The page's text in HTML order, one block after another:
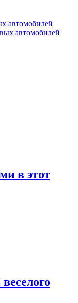
автомобилей
автомобилей
в этот